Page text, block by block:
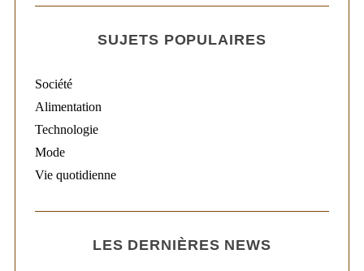
SUJETS POPULAIRES
Société
Alimentation
Technologie
Mode
Vie quotidienne
LES DERNIÈRES NEWS